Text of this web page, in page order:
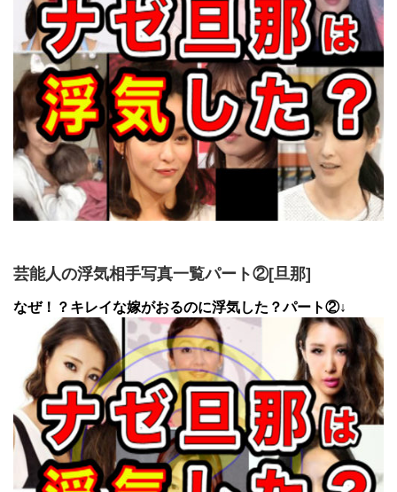
芸能人の浮気相手写真一覧パート②[旦那]
なぜ！？キレイな嫁がおるのに浮気した？パート②↓